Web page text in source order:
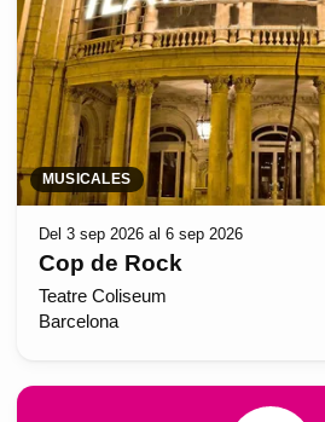
MUSICALES
Del 3 sep 2026 al 6 sep 2026
Cop de Rock
Teatre Coliseum
Barcelona